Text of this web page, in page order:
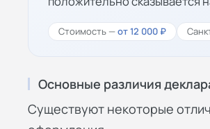
Стоимость —от 12 000 ₽
Основные различия
Существуют некоторые